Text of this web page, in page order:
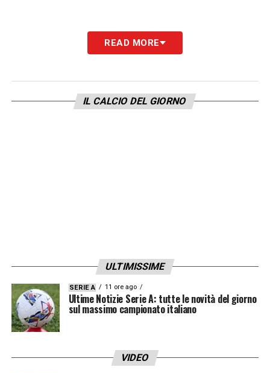
READ MORE
IL CALCIO DEL GIORNO
ULTIMISSIME
SERIE A 11 ore ago
Ultime Notizie Serie A: tutte le novità del giorno
sul massimo campionato italiano
VIDEO